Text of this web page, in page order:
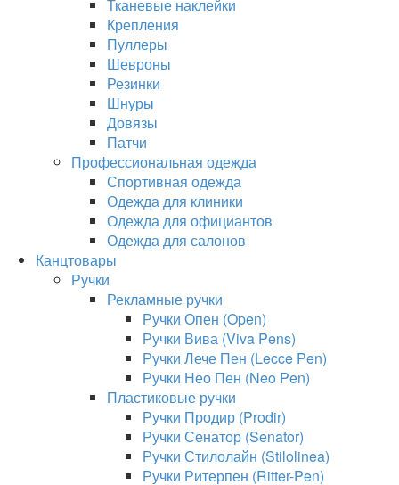
Тканевые наклейки
Крепления
Пуллеры
Шевроны
Резинки
Шнуры
Довязы
Патчи
Профессиональная одежда
Спортивная одежда
Одежда для клиники
Одежда для официантов
Одежда для салонов
Канцтовары
Ручки
Рекламные ручки
Ручки Опен (Open)
Ручки Вива (Viva Pens)
Ручки Лече Пен (Lecce Pen)
Ручки Нео Пен (Neo Pen)
Пластиковые ручки
Ручки Продир (Prodir)
Ручки Сенатор (Senator)
Ручки Стилолайн (Stilolinea)
Ручки Ритерпен (Ritter-Pen)